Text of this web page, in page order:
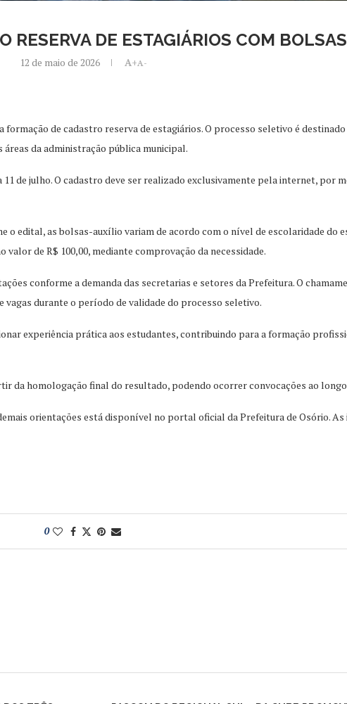
RESERVA DE ESTAGIÁRIOS COM
12 de maio de 2026 A+A-
de cadastro reserva de estagiários. O processo seletivo é
da administração pública municipal.
de julho. O cadastro deve ser realizado exclusivamente pela internet, por
o edital, as bolsas-auxílio variam de acordo com o nível de escolaridade do
de R$ 100,00, mediante comprovação da necessidade.
conforme a demanda das secretarias e setores da Prefeitura. O
durante o período de validade do processo seletivo.
experiência prática aos estudantes, contribuindo para a formação
da homologação final do resultado, podendo ocorrer convocações ao
orientações está disponível no portal oficial da Prefeitura de Osório. As
0